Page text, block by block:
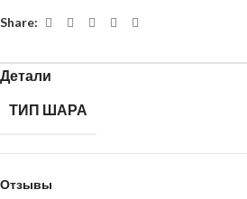
Share:
Детали
ТИП ШАРА
Отзывы